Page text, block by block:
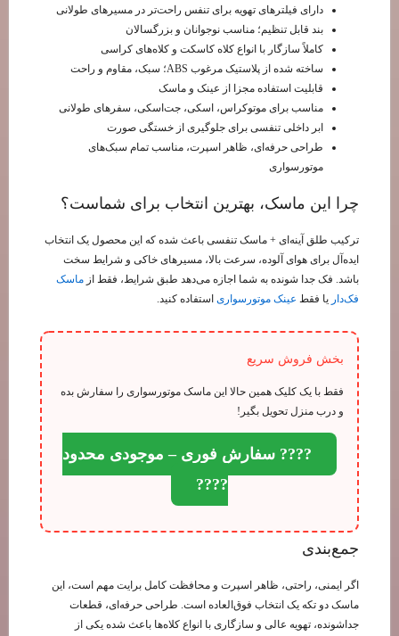
دارای فیلترهای تهویه برای تنفس راحت‌تر در مسیرهای طولانی
بند قابل تنظیم؛ مناسب نوجوانان و بزرگسالان
کاملاً سازگار با انواع کلاه کاسکت و کلاه‌های کراسی
ساخته شده از پلاستیک مرغوب ABS؛ سبک، مقاوم و راحت
قابلیت استفاده مجزا از عینک و ماسک
مناسب برای موتوکراس، اسکی، جت‌اسکی، سفرهای طولانی
ابر داخلی تنفسی برای جلوگیری از خستگی صورت
طراحی حرفه‌ای، ظاهر اسپرت، مناسب تمام سبک‌های
موتورسواری
چرا این ماسک، بهترین انتخاب برای شماست؟
ترکیب طلق آینه‌ای + ماسک تنفسی باعث شده که این محصول یک انتخاب
ایده‌آل برای هوای آلوده، سرعت بالا، مسیرهای خاکی و شرایط سخت
باشد. فک جدا شونده به شما اجازه می‌دهد طبق شرایط، فقط از ماسک
فک‌دار یا فقط عینک موتورسواری استفاده کنید.
بخش فروش سریع
فقط با یک کلیک همین حالا این ماسک موتورسواری را سفارش بده
و درب منزل تحویل بگیر!
???? سفارش فوری – موجودی محدود
????
جمع‌بندی
اگر ایمنی، راحتی، ظاهر اسپرت و محافظت کامل برایت مهم است، این
ماسک دو تکه یک انتخاب فوق‌العاده است. طراحی حرفه‌ای، قطعات
جداشونده، تهویه عالی و سازگاری با انواع کلاه‌ها باعث شده یکی از